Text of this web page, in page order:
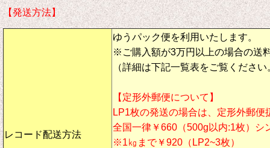
【発送方法】
レコード配送方法
ゆうパック便を利用いたします。
※ご購入額が3万円以上の場合の送
（詳細は下記一覧表をご覧ください
【定形外郵便について】
LP1枚の発送の場合は、定形外郵便
全国一律￥660（500g以内:1枚）シ
※1㎏まで￥920（LP2~3枚）